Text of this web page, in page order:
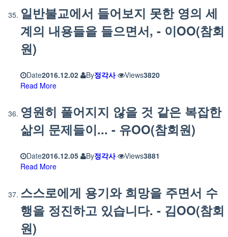
일반불교에서 들어보지 못한 영의 세
계의 내용들을 들으면서, - 이OO(참회
원)
Date2016.12.02 By정각사 Views3820
Read More
영원히 풀어지지 않을 것 같은 복잡한
삶의 문제들이... - 유OO(참회원)
Date2016.12.05 By정각사 Views3881
Read More
스스로에게 용기와 희망을 주면서 수
행을 정진하고 있습니다. - 김OO(참회
원)